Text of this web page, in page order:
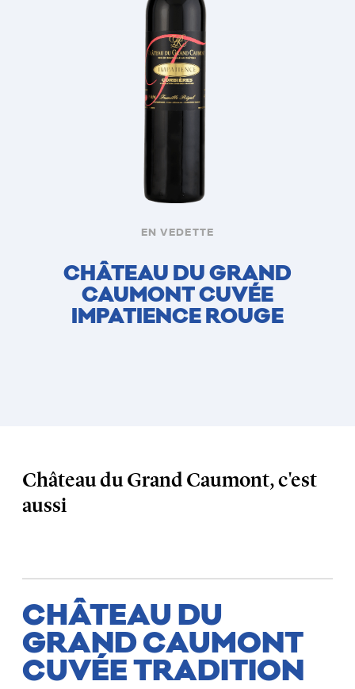
EN VEDETTE
CHÂTEAU DU GRAND
CAUMONT CUVÉE
IMPATIENCE ROUGE
Château du Grand Caumont, c'est
aussi
CHÂTEAU DU
GRAND CAUMONT
CUVÉE TRADITION